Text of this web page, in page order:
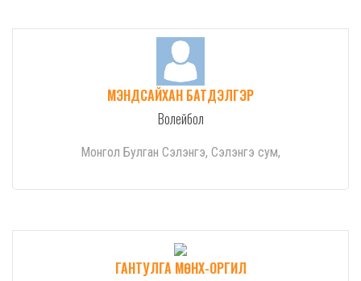
МЭНДСАЙХАН БАТДЭЛГЭР
Волейбол
Монгол Булган Сэлэнгэ, Сэлэнгэ сум,
ГАНТУЛГА МӨНХ-ОРГИЛ